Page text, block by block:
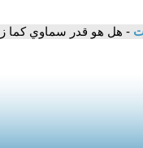
- هل هو قدر سماوي كما